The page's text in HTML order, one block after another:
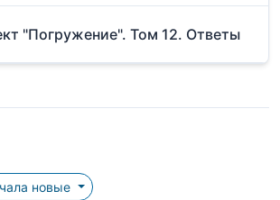
"Погружение". Том 12. Ответы
Сначала новые